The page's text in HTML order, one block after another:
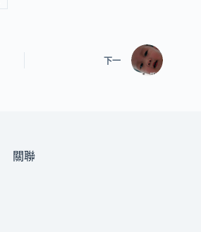
下一
關聯